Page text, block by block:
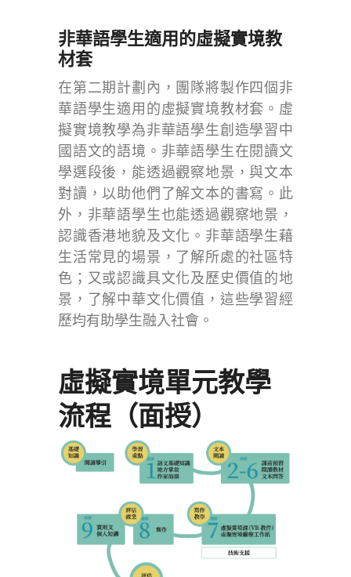
非華語學生適用的虛擬實境教
材套
在第二期計劃內，團隊將製作四個非
華語學生適用的虛擬實境教材套。虛
擬實境教學為非華語學生創造學習中
國語文的語境。非華語學生在閱讀文
學選段後，能透過觀察地景，與文本
對讀，以助他們了解文本的書寫。此
外，非華語學生也能透過觀察地景，
認識香港地貌及文化。非華語學生藉
生活常見的場景，了解所處的社區特
色；又或認識具文化及歷史價值的地
景，了解中華文化價值，這些學習經
歷均有助學生融入社會。
虛擬實境單元教學
流程（面授）